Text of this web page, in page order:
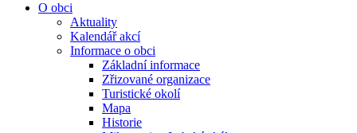
O obci
Aktuality
Kalendář akcí
Informace o obci
Základní informace
Zřizované organizace
Turistické okolí
Mapa
Historie